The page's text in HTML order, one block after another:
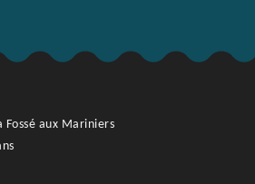
Fossé aux Mariniers